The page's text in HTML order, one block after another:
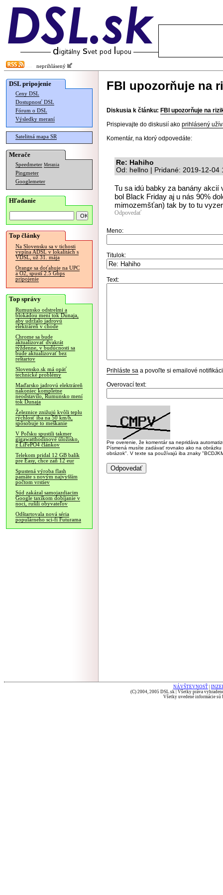
neprihlásený
DSL pripojenie
Ceny DSL
Dostupnosť DSL
Fórum o DSL
Výsledky meraní
Satelitná mapa SR
Merače
Speedmeter Merania
Pingmeter
Googlemeter
Hľadanie
Top články
Na Slovensku sa v tichosti
vypína ADSL v lokalitách s
VDSL, už 31. mája
Orange sa doťahuje na UPC
a O2, spustí 2.5 Gbps
pripojenie
Top správy
Rumunsko odstrelmi a
blokádou mení tok Dunaja,
aby udržalo jadrovú
elektráreň v chode
Chrome sa bude
aktualizovať dvakrát
týždenne, v budúcnosti sa
bude aktualizovať bez
reštartov
Slovensko.sk má opäť
technické problémy
Maďarsko jadrovú elektráreň
nakoniec kompletne
neodstavilo, Rumunsko mení
tok Dunaja
Železnice znižujú kvôli teplu
rýchlosť iba na 50 km/h,
spôsobuje to meškanie
V Poľsku spustili takmer
gigawatthodinové úložisko,
z LiFePO4 článkov
Telekom pridal 12 GB balík
pre Easy, chce zaň 12 eur
Spustená výroba flash
pamäte s novým najvyšším
počtom vrstiev
Súd zakázal samojazdiacim
Google taxíkom dobíjanie v
noci, rušili obyvateľov
Odštartovala nová séria
populárneho sci-fi Futurama
FBI upozorňuje na
Diskusia k článku: FBI upozorňuje na
Prispievajte do diskusií ako prihlásený
Komentár, na ktorý odpovedáte:
Re: Hahiho
Od: hellno | Pridané: 2019-12-04
Tu sa idú babky za banány
bol Black Friday aj u nás 90%
mimozemšťan) tak by to tu
Odpovedať
Meno:
Titulok:
Text:
Prihláste sa a povoľte si emailové
Overovací text:
Pre overenie, že komentár sa nepridáva
Písmená musíte zadávať rovnako ako na
obrázok". V texte sa používajú iba znaky
NÁVŠTEVNOSŤ
(C) 2004, 2005 DSL.sk | Všetky práva
Všetky uvedené informácie sú